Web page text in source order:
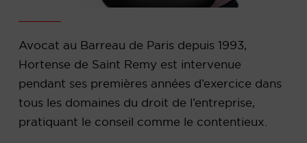
Avocat au Barreau de Paris depuis 1993,
Hortense de Saint Remy est intervenue
pendant ses premières années d’exercice dans
tous les domaines du droit de l’entreprise,
pratiquant le conseil comme le contentieux.